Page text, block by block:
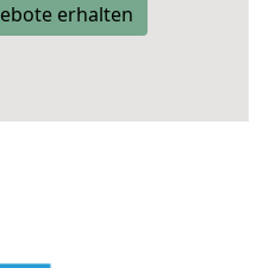
erhalten